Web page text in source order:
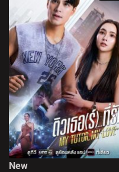
New